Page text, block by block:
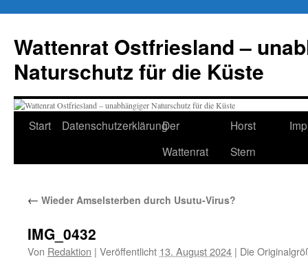
springen
Wattenrat Ostfriesland –
Naturschutz für die Küste
Start DatenschutzerklärungDer
Wattenrat
Horst
Stern
← Wieder Amselsterben durch Usutu-Virus?
IMG_0432
Von Redaktion | Veröffentlicht 13. August 2024 | Die